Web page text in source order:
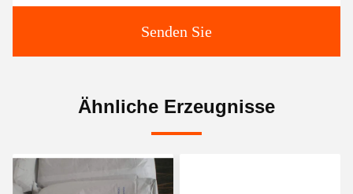
Senden Sie
Ähnliche Erzeugnisse